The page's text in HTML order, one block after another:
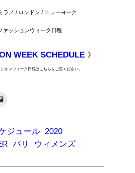
ラノ / ロンドン / ニューヨーク
ァッションウィーク日程
WEEK SCHEDULE》
ョンウィーク日程はこちらをご覧ください。
て
友
達
に
ル
ジュール 2020
パリ ウィメンズ